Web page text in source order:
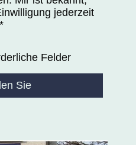
jederzeit
Felder
Sie